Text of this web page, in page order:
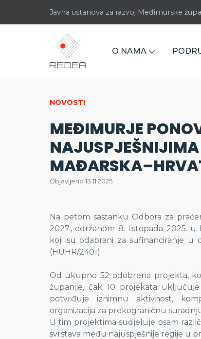
Javna ustanova za razvoj Međimurske
O NAMA
NOVOSTI
MEĐIMURJE
Objavljeno 13.11.2025
Na petom sastanku Odbora za
2027., održanom 8. listopada 2025.
koji su odabrani za sufinanciranje
(HUHR/2401).
Od ukupno 52 odobrena projekta,
županije, čak 10 projekata
potvrđuje iznimnu aktivnost,
organizacija za prekograničnu
U tim projektima sudjeluje osam
svrstava među najuspješnije regije u